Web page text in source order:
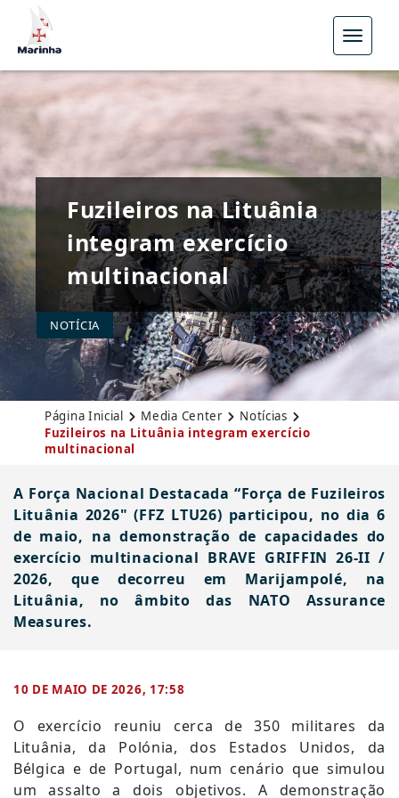
Menu
Fuzileiros na Lituânia
integram exercício
multinacional
NOTÍCIA
Página Inicial Media Center
Notícias
Fuzileiros na Lituânia integram exercício
multinacional
A Força Nacional Destacada “Força de Fuzileiros
Lituânia 2026" (FFZ LTU26) participou, no dia 6
de maio, na demonstração de capacidades do
exercício multinacional BRAVE GRIFFIN 26-II /
2026, que decorreu em Marijampolé, na
Lituânia, no âmbito das NATO Assurance
Measures.
10 DE MAIO DE 2026, 17:58
​O exercício reuniu cerca de 350 militares da
Lituânia, da Polónia, dos Estados Unidos, da
Bélgica e de Portugal, num cenário que simulou
um assalto a dois objetivos. A demonstração